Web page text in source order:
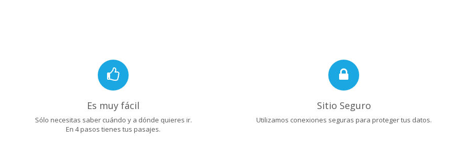
Es muy fácil
Sólo necesitas saber cuándo y a dónde quieres ir.
En 4 pasos tienes tus pasajes.
Sitio Seguro
Utilizamos conexiones seguras para proteger tus datos.